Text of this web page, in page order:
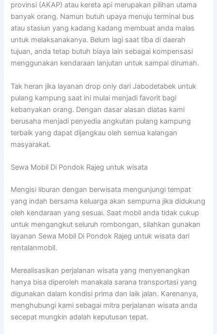
provinsi (AKAP) atau kereta api merupakan pilihan utama
banyak orang. Namun butuh upaya menuju terminal bus
atau stasiun yang kadang kadang membuat anda malas
untuk melaksanakanya. Belum lagi saat tiba di daerah
tujuan, anda tetap butuh biaya lain sebagai kompensasi
menggunakan kendaraan lanjutan untuk sampai dirumah.
Tak heran jika layanan drop only dari Jabodetabek untuk
pulang kampung saat ini mulai menjadi favorit bagi
kebanyakan orang. Dengan dasar alasan diatas kami
berusaha menjadi penyedia angkutan pulang kampung
terbaik yang dapat dijangkau oleh semua kalangan
masyarakat.
Sewa Mobil Di Pondok Rajeg untuk wisata
Mengisi liburan dengan berwisata mengunjungi tempat
yang indah bersama keluarga akan sempurna jika didukung
oleh kendaraan yang sesuai. Saat mobil anda tidak cukup
untuk mengangkut seluruh rombongan, silahkan gunakan
layanan Sewa Mobil Di Pondok Rajeg untuk wisata dari
rentalanmobil.
Merealisasikan perjalanan wisata yang menyenangkan
hanya bisa diperoleh manakala sarana transportasi yang
digunakan dalam kondisi prima dan laik jalan. Karenanya,
menghubungi kami sebagai mitra perjalanan wisata anda
secepat mungkin adalah keputusan tepat.